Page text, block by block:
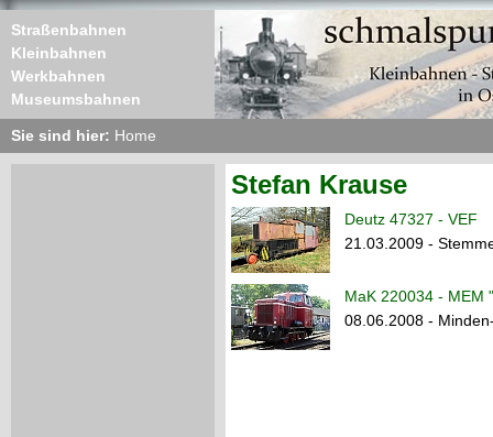
Straßenbahnen
Kleinbahnen
Werkbahnen
Museumsbahnen
Sie sind hier: Home
Stefan Krause
Deutz 47327 - VEF
21.03.2009 -
MaK 220034 - MEM
08.06.2008 -